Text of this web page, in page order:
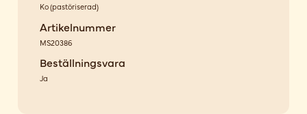
Ko(pastöriserad)
Artikelnummer
MS20386
Beställningsvara
Ja